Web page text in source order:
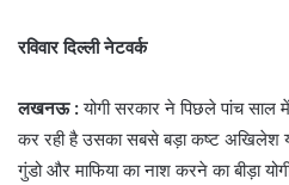
रविवार दिल्ली नेटवर्क
लखनऊ :योगी सरकार ने पिछले पांच साल
कर रही है उसका सबसे बड़ा कष्ट अखिलेश
गुंडो और माफिया का नाश करने का बीड़ा